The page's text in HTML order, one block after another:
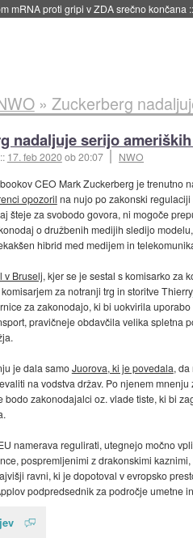
mRNA proti gripi v ZDA srečno končana ::
» Zuckerberg
nadaljuje serijo
:: 17. feb 2020ob 20:07 NWO
CEO Mark Zuckerberg je trenutno
opozoril na nujo po zakonski
šteje za svobodo govora, ni mogoče
o družbenih medijih sledijo
hibrid med medijem in
v Bruselj, kjer se je sestal s komisarko za
za notranji trg in storitve
za zakonodajo, ki bi uokvirila
pravičneje obdavčila velika spletna
je dala samoJuorova, ki je povedala,
na vodstva držav. Po njenem
bodo zakonodajalci oz. vlade tiste, ki bi
namerava regulirati, utegnejo močno
pospremljenimi z drakonskimi
ravni, ki je dopotoval v evropsko
podpredsednik za področje umetne